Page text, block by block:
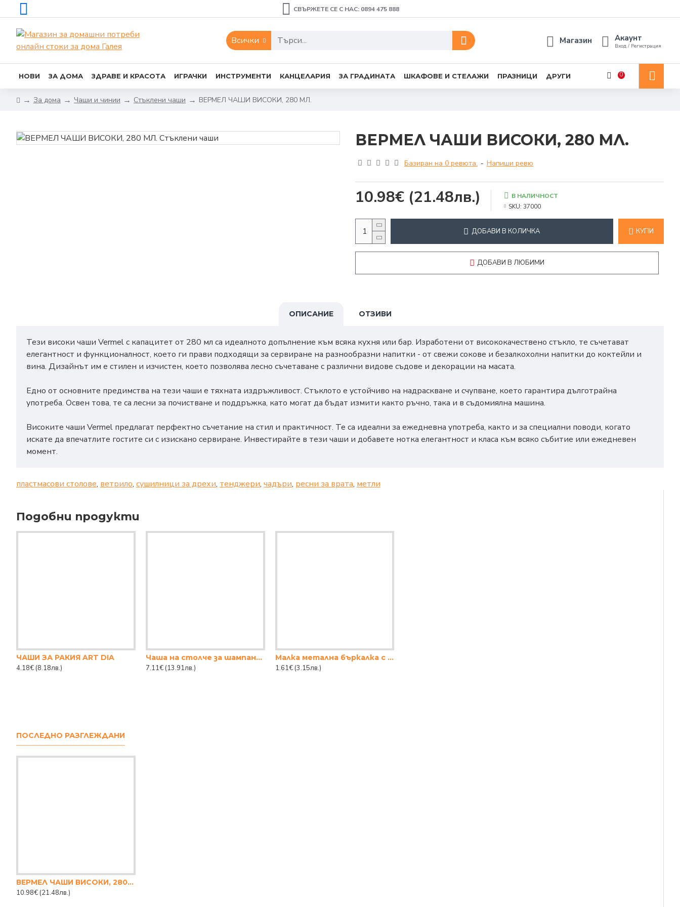
СВЪРЖЕТЕ СЕ С НАС: 0894 475 888
Всички Магазин Акаунт
Вход / Регистрация
НОВИ ЗА ДОМА ЗДРАВЕ И КРАСОТА ИГРАЧКИ ИНСТРУМЕНТИ КАНЦЕЛАРИЯ ЗА ГРАДИНАТА ШКАФОВЕ И СТЕЛАЖИ ПРАЗНИЦИ ДРУГИ 0
За дома Чаши и чинии Стъклени чаши ВЕРМЕЛ ЧАШИ ВИСОКИ, 280 МЛ.
ВЕРМЕЛ ЧАШИ ВИСОКИ, 280 МЛ.
Базиран на 0 ревюта. - Напиши ревю
10.98€ (21.48лв.)
В НАЛИЧНОСТ
SKU: 37000
ДОБАВИ В КОЛИЧКА КУПИ
ДОБАВИ В ЛЮБИМИ
ОПИСАНИЕ ОТЗИВИ
Тези високи чаши Vermel с капацитет от 280 мл са идеалното допълнение към всяка кухня или бар. Изработени от висококачествено стъкло, те съчетават
елегантност и функционалност, което ги прави подходящи за сервиране на разнообразни напитки - от свежи сокове и безалкохолни напитки до коктейли и
вина. Дизайнът им е стилен и изчистен, което позволява лесно съчетаване с различни видове съдове и декорации на масата.
Едно от основните предимства на тези чаши е тяхната издръжливост. Стъклото е устойчиво на надраскване и счупване, което гарантира дълготрайна
употреба. Освен това, те са лесни за почистване и поддръжка, като могат да бъдат измити както ръчно, така и в съдомиялна машина.
Високите чаши Vermel предлагат перфектно съчетание на стил и практичност. Те са идеални за ежедневна употреба, както и за специални поводи, когато
искате да впечатлите гостите си с изискано сервиране. Инвестирайте в тези чаши и добавете нотка елегантност и класа към всяко събитие или ежедневен
момент.
пластмасови столове, ветрило, сушилници за дрехи, тенджери, чадъри, ресни за врата, метли
Подобни продукти
ЧАШИ ЗА РАКИЯ ART DIA
4.18€ (8.18лв.)
Чашa на столче за шампанско-230сс POM
7.11€ (13.91лв.)
Малка метална бъркалка с пружинен механизъм
1.61€ (3.15лв.)
ПОСЛЕДНО РАЗГЛЕЖДАНИ
ВЕРМЕЛ ЧАШИ ВИСОКИ, 280 МЛ.
10.98€ (21.48лв.)